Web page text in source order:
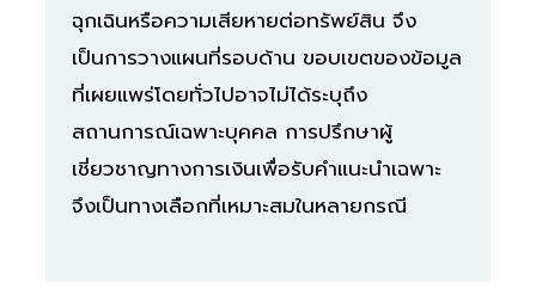
ฉุกเฉินหรือความเสียหายต่อทรัพย์สิน จึง
เป็นการวางแผนที่รอบด้าน ขอบเขตของข้อมูล
ที่เผยแพร่โดยทั่วไปอาจไม่ได้ระบุถึง
สถานการณ์เฉพาะบุคคล การปรึกษาผู้
เชี่ยวชาญทางการเงินเพื่อรับคำแนะนำเฉพาะ
จึงเป็นทางเลือกที่เหมาะสมในหลายกรณี